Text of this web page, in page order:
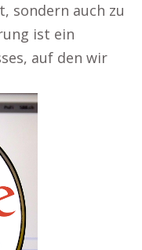
sondern auch zu
ist ein
auf den wir